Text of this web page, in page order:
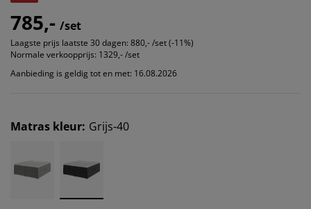
785,- /set
Laagste prijs laatste 30 dagen: 880,- /set (-11%)
Normale verkoopprijs: 1329,- /set
Aanbieding is geldig tot en met: 16.08.2026
Matras kleur: Grijs-40